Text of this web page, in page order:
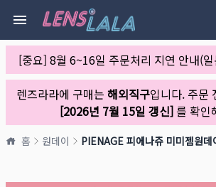
[중요] 8월 6~16일 주문처리 지연 안내(
렌즈라라에 구매는 해외직구입니다. 주문
[2026년 7월 15일 갱신]를 확인
홈 원데이